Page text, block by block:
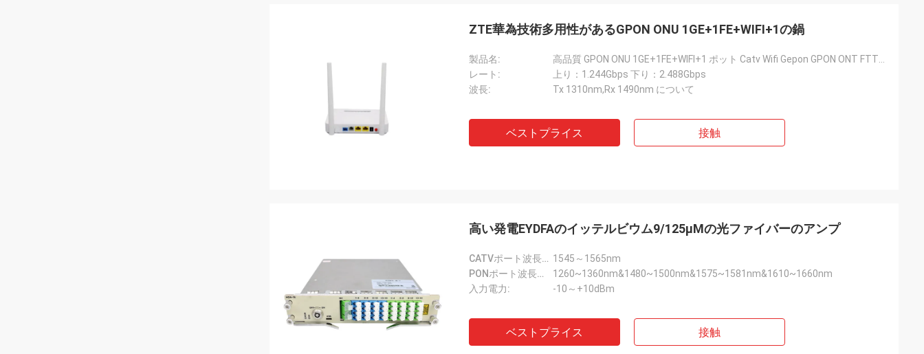
ZTE華為技術多用性があるGPON ONU 1GE+1FE+WIFI+1の鍋
製品名:
レート:
上り：1.244Gbps 下り：2.488Gbps
波長:
Tx 1310nm,Rx 1490nm について
ベストプライス 接触
高い発電EYDFAのイッテルビウム9/125μMの光ファイバーのアンプ
CATVポート波長範囲(λ1): 1545～1565nm
PONポート波長範囲(λ2):
1260~1360nm&1480~1500nm&1575~1581nm&1610~1660nm
入力電力:
-10～+10dBm
ベストプライス 接触